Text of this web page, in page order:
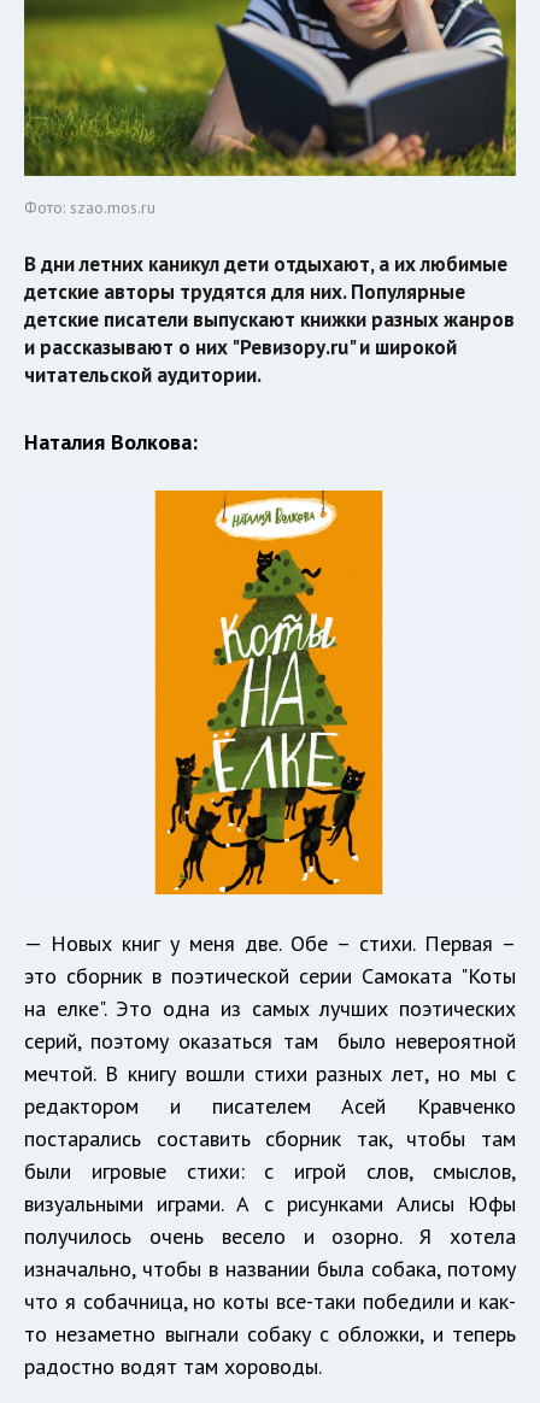
Фото: szao.mos.ru
В дни летних каникул дети отдыхают, а их любимые
детские авторы трудятся для них. Популярные
детские писатели выпускают книжки разных жанров
и рассказывают о них "Ревизору.ru" и широкой
читательской аудитории.
Наталия Волкова:
— Новых книг у меня две. Обе – стихи. Первая –
это сборник в поэтической серии Самоката "Коты
на елке". Это одна из самых лучших поэтических
серий, поэтому оказаться там было невероятной
мечтой. В книгу вошли стихи разных лет, но мы с
редактором и писателем Асей Кравченко
постарались составить сборник так, чтобы там
были игровые стихи: с игрой слов, смыслов,
визуальными играми. А с рисунками Алисы Юфы
получилось очень весело и озорно. Я хотела
изначально, чтобы в названии была собака, потому
что я собачница, но коты все-таки победили и как-
то незаметно выгнали собаку с обложки, и теперь
радостно водят там хороводы.